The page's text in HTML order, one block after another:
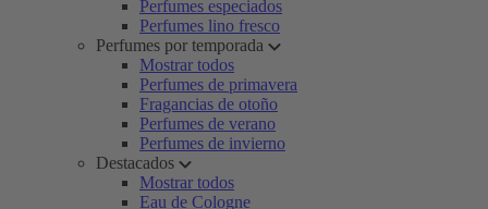
Perfumes especiados
Perfumes lino fresco
Perfumes por temporada
Mostrar todos
Perfumes de primavera
Fragancias de otoño
Perfumes de verano
Perfumes de invierno
Destacados
Mostrar todos
Eau de Cologne